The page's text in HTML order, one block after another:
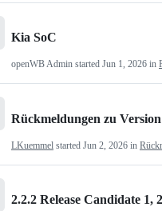
Kia SoC
openWB Admin started Jun 1, 2026 in
Rückmeldungen zu
LKuemmel started Jun 2, 2026 in
2.2.2 Release Candidate 1,